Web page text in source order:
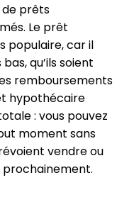
de prêts
Le prêt
populaire, car il
qu’ils soient
remboursements
hypothécaire
: vous pouvez
moment sans
vendre ou
prochainement.